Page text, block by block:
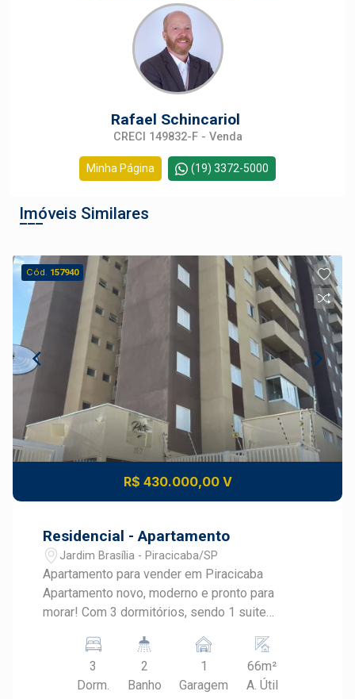
Rafael Schincariol
CRECI 149832-F - Venda
Minha Página (19) 3372-5000
Imóveis Similares
Cód. 157940
R$ 430.000,00 V
Residencial - Apartamento
Jardim Brasília - Piracicaba/SP
Apartamento para vender em Piracicaba
Apartamento novo, moderno e pronto para
morar! Com 3 dormitórios, sendo 1 suite
condicionado, outro dormitorio com ar-
condicionado e bancada para escritório, o
imóvel oferece conforto e praticidade para toda
3
Dorm.
2
Banho
1
Garagem
66m²
A. Útil